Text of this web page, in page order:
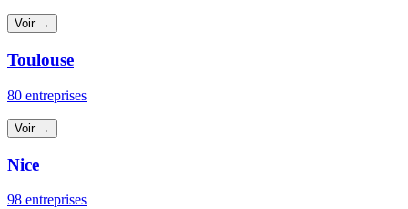
Voir →
Toulouse
80 entreprises
Voir →
Nice
98 entreprises